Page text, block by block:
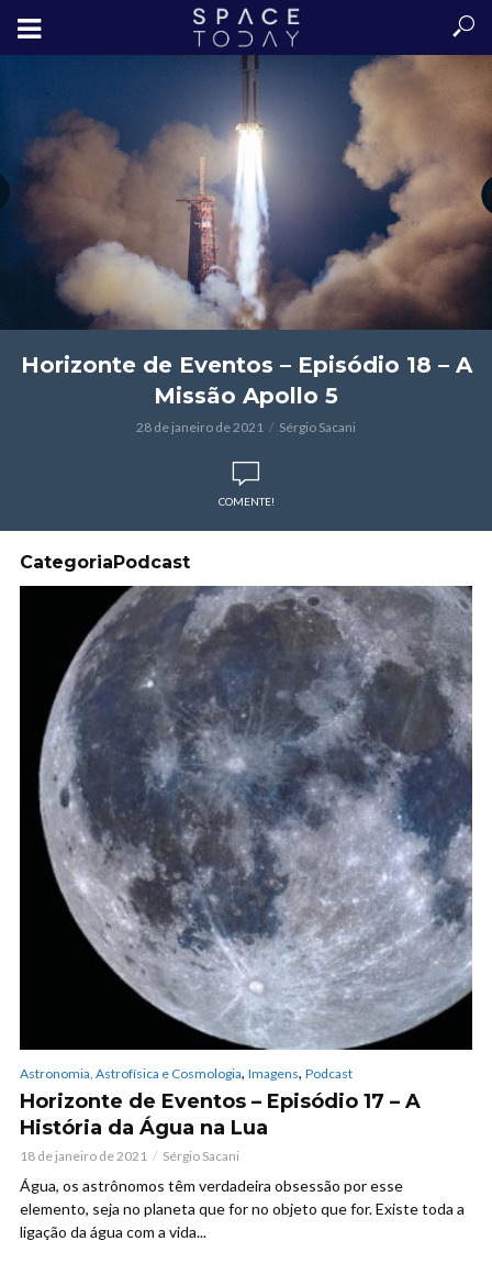
Horizonte de Eventos – Episódio 18 – A
Missão Apollo 5
28 de janeiro de 2021 Sérgio Sacani
COMENTE!
CategoriaPodcast
Astronomia, Astrofísica e Cosmologia, Imagens, Podcast
Horizonte de Eventos – Episódio 17 – A
História da Água na Lua
18 de janeiro de 2021 Sérgio Sacani
Água, os astrônomos têm verdadeira obsessão por esse
elemento, seja no planeta que for no objeto que for. Existe toda a
ligação da água com a vida...